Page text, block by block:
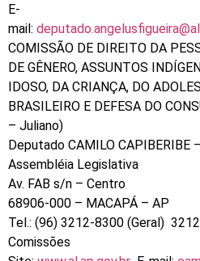
E-
mail:
COMISSÃO DE DIREITO DA
DE GÊNERO, ASSUNTOS
IDOSO, DA CRIANÇA, DO
BRASILEIRO E DEFESA DO
– Juliano)
Deputado CAMILO CAPIBERIBE
Assembléia Legislativa
Av. FAB s/n – Centro
68906-000 – MACAPÁ – AP
Tel.: (96) 3212-8300 (Geral)
Comissões